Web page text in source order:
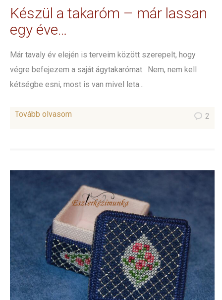
Készül a takaróm – már lassan
egy éve…
Már tavaly év elején is terveim között szerepelt, hogy
végre befejezem a saját ágytakarómat. Nem, nem kell
kétségbe esni, most is van mivel leta...
Tovább olvasom 2